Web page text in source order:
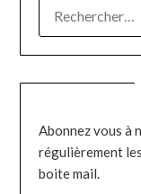
Abonnez vous à
régulièrement
boite mail.